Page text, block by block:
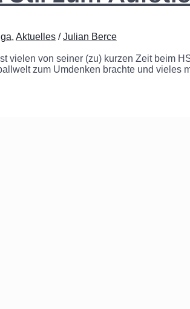
, Aktuelles /Julian Berce
vielen von seiner (zu) kurzen Zeit beim
zum Umdenken brachte und vieles